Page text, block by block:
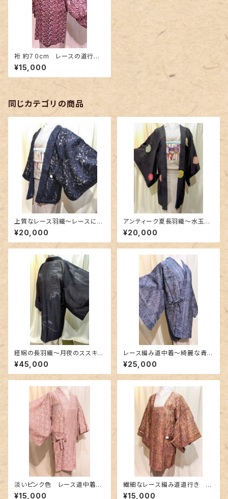
裄 約７０cm レースの道行き
～黒地にピンク色の薔薇～
¥15,000
同じカテゴリの商品
上質なレース羽織〜レースにリ
ボン刺繍のような縁取り〜
¥20,000
アンティーク夏長羽織〜水玉
柄〜
¥20,000
経絽の長羽織〜月夜のススキに
蝙蝠〜
¥45,000
レース編み道中着～綺麗な青紫
色のグラデーション～
¥25,000
淡いピンク色 レース道中着〜
柔らかなレース〜
¥15,000
繊細なレース編み道道行き 裄
７２cm～グラデーション～
¥15,000